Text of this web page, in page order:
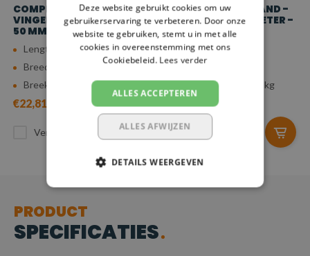
COMPLETE SPANBAND -
VINGERHAAK - 8 METER -
50 MM - 5.000 KG
Lengte: 8 meter
Breedte: 50 mm
Breeksterkte: 5.000 kg
€22,81
Vergelijk
COMPLETE SPANBAND -
VINGERHAAK - 7 METER -
50 MM - 5.000 KG
Lengte: 7 meter
Breedte: 50 mm
Breeksterkte: 5.000 kg
€21,85
Vergelijk
PRODUCT
SPECIFICATIES
Deze website gebruikt cookies om uw
gebruikerservaring te verbeteren. Door onze
website te gebruiken, stemt u in met alle
cookies in overeenstemming met ons
Cookiebeleid. Lees verder
ALLES ACCEPTEREN
ALLES AFWIJZEN
DETAILS WEERGEVEN